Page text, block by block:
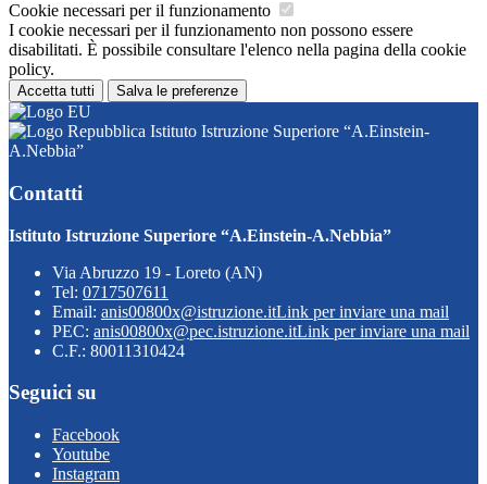
Cookie necessari per il funzionamento
I cookie necessari per il funzionamento non possono essere
disabilitati. È possibile consultare l'elenco nella pagina della cookie
policy.
Accetta tutti Salva le preferenze
Istituto Istruzione Superiore “A.Einstein-
A.Nebbia”
Contatti
Istituto Istruzione Superiore “A.Einstein-A.Nebbia”
Via Abruzzo 19 - Loreto (AN)
Tel: 0717507611
Email: anis00800x@istruzione.itLink per inviare una mail
PEC: anis00800x@pec.istruzione.itLink per inviare una mail
C.F.: 80011310424
Seguici su
Facebook
Youtube
Instagram